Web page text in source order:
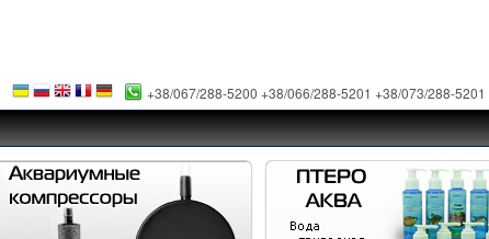
+38/067/288-5200 +38/066/288-5201 +38/073/288-5201